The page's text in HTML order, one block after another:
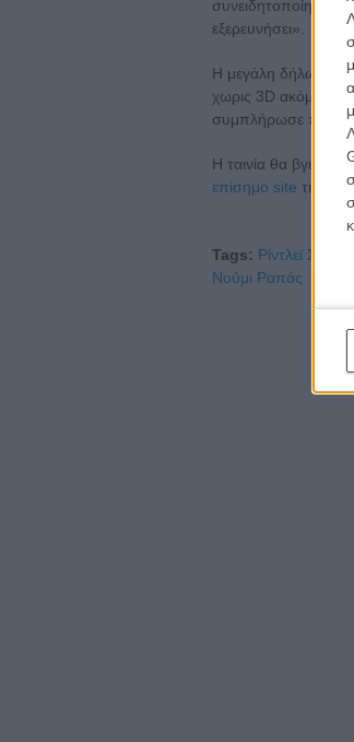
συνειδητοποίησα
εξερευνήσει».
Η μεγάλη δήλωση
χωρις 3D ακόμη και
συμπλήρωσε πως με
H ταινία θα βγει
επίσημο site της
Tags: Ρίντλεϊ Σκοτ,
Νούμι Ραπάς